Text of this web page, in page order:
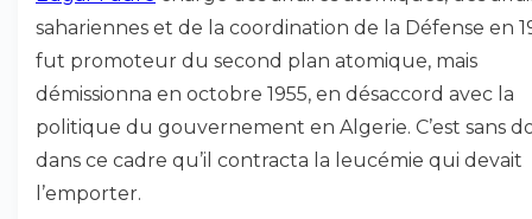
sahariennes et de la coordination de la Défense en
fut promoteur du second plan atomique, mais
démissionna en octobre 1955, en désaccord avec la
politique du gouvernement en Algerie. C’est sans
dans ce cadre qu’il contracta la leucémie qui devait
l’emporter.